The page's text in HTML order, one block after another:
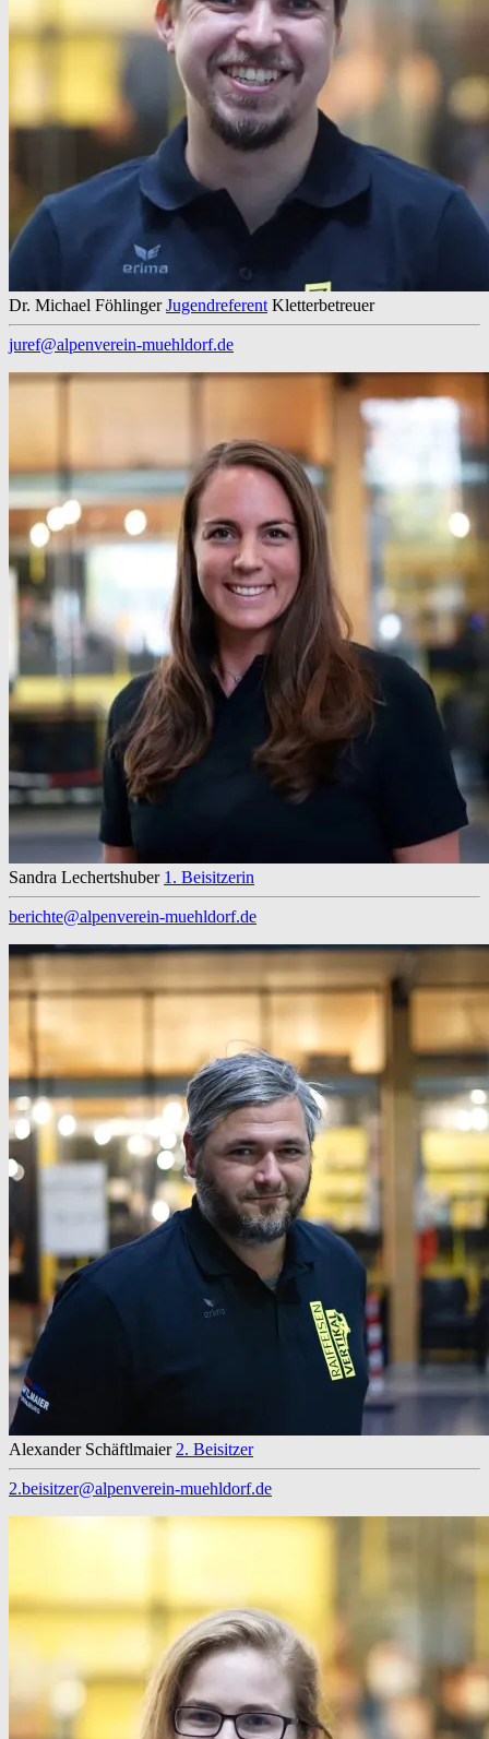
Dr. Michael Föhlinger Jugendreferent Kletterbetreuer
juref@alpenverein-muehldorf.de
Sandra Lechertshuber 1. Beisitzerin
berichte@alpenverein-muehldorf.de
Alexander Schäftlmaier 2. Beisitzer
2.beisitzer@alpenverein-muehldorf.de